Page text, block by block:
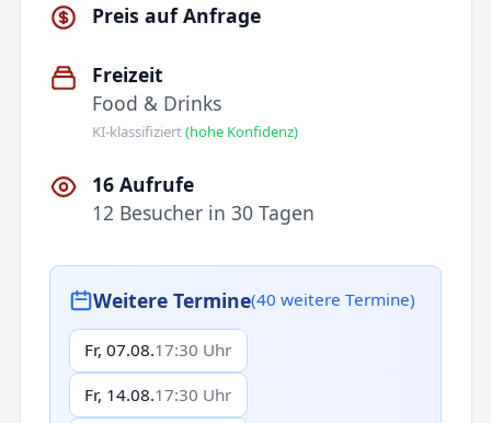
Preis auf Anfrage
Freizeit
Food & Drinks
KI-klassifiziert(hohe Konfidenz)
16 Aufrufe
12 Besucher in 30 Tagen
Weitere Termine(40 weitere Termine)
Fr, 07.08.17:30 Uhr
Fr, 14.08.17:30 Uhr